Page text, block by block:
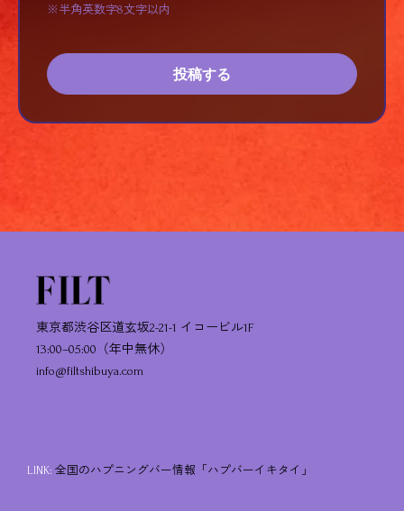
※半角英数字8文字以内
投稿する
東京都渋谷区道玄坂2-21-1 イコービル1F
13:00–05:00（年中無休）
info@filtshibuya.com
LINK: 全国のハプニングバー情報「ハプバーイキタイ」